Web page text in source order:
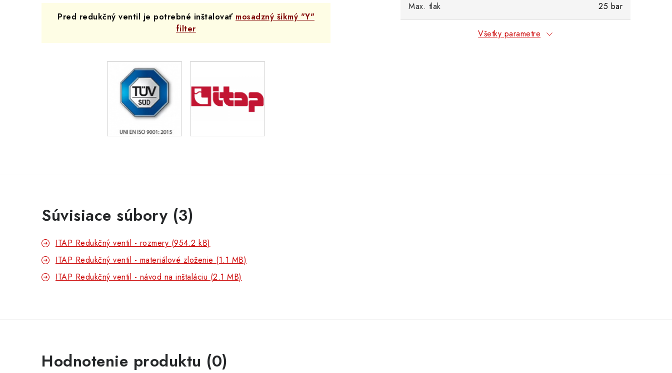
Pred redukčný ventil je potrebné inštalovať mosadzný šikmý "Y"
filter
Max. tlak 25 bar
Všetky parametre
Súvisiace súbory (3)
ITAP Redukčný ventil - rozmery (954.2 kB)
ITAP Redukčný ventil - materiálové zloženie (1.1 MB)
ITAP Redukčný ventil - návod na inštaláciu (2.1 MB)
Hodnotenie produktu (0)